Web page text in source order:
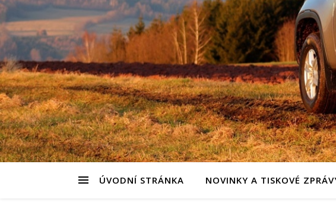
ÚVODNÍ STRÁNKA NOVINKY A TISKOVÉ